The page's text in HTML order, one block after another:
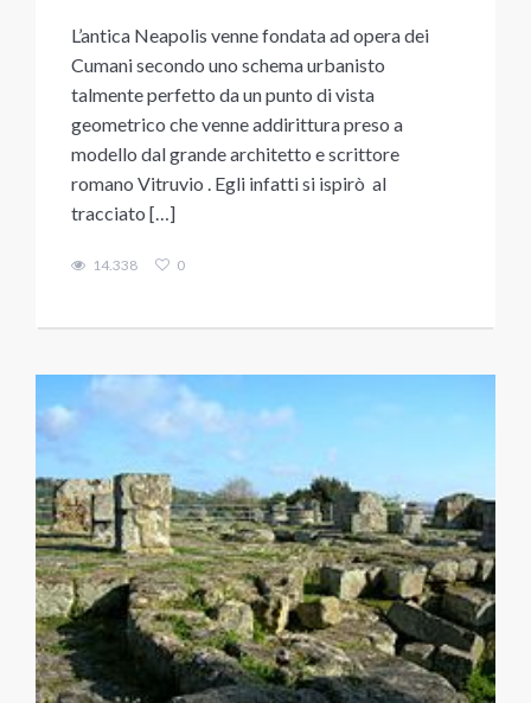
L’antica Neapolis venne fondata ad opera dei
Cumani secondo uno schema urbanisto
talmente perfetto da un punto di vista
geometrico che venne addirittura preso a
modello dal grande architetto e scrittore
romano Vitruvio . Egli infatti si ispirò al
tracciato […]
14.338 0